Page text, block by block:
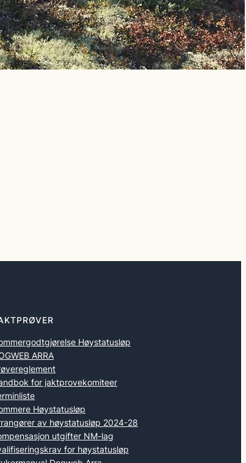
Høystatusløp
ARRA
for jaktprovekomiteer
Høystatusløp
av høystatusløp 2024-28
utgifter NM-lag
for høystatusløp